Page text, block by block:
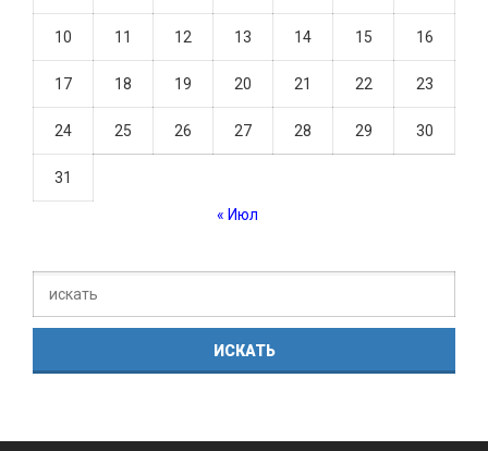
10 11 12 13 14 15 16
17 18 19 20 21 22 23
24 25 26 27 28 29 30
31
« Июл